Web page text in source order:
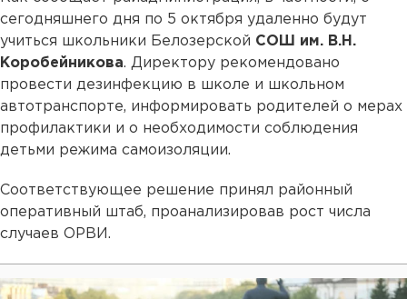
сегодняшнего дня по 5 октября удаленно будут
учиться школьники Белозерской СОШ им. В.Н.
Коробейникова. Директору рекомендовано
провести дезинфекцию в школе и школьном
автотранспорте, информировать родителей о мерах
профилактики и о необходимости соблюдения
детьми режима самоизоляции.
Соответствующее решение принял районный
оперативный штаб, проанализировав рост числа
случаев ОРВИ.